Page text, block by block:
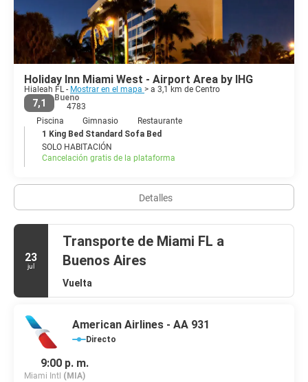
Miami es tantas cosas, todo glamuroso en todo el sentido de la
palabra. La ciudad es considerada un mosaico multicultural, esto
hace de Miami una de las ciudades más singulares e interesantes
Holiday Inn Miami West - Airport Area by IHG
Hialeah FL - Mostrar en el mapa > a 3,1 km de Centro
7,1
Bueno
4783
Piscina
Gimnasio
Restaurante
1 King Bed Standard Sofa Bed
SOLO HABITACIÓN
Cancelación gratis de la plataforma
Detalles
23
jul
Transporte de Miami FL a
Buenos Aires
Vuelta
American Airlines - AA 931
Directo
9:00 p. m.
Miami Intl (MIA)